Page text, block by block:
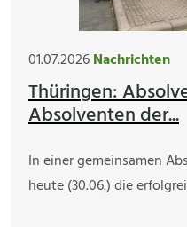
01.07.2026Nachrichten
Thüringen:
Absolventen der...
In einer gemeinsamen
heute (30.06.) die